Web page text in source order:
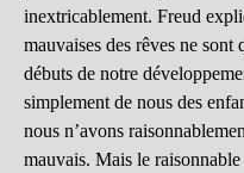
inextricablement. Freud
mauvaises des rêves ne
débuts de notre
simplement de nous des
nous n’avons
mauvais. Mais le